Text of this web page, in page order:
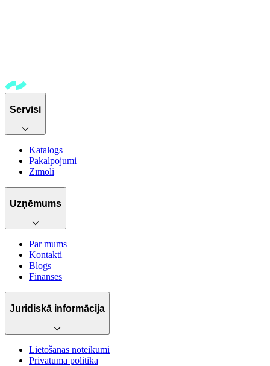
Servisi
Katalogs
Pakalpojumi
Zīmoli
Uzņēmums
Par mums
Kontakti
Blogs
Finanses
Juridiskā informācija
Lietošanas noteikumi
Privātuma politika